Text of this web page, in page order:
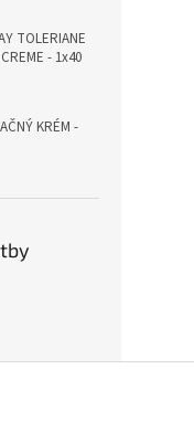
TOLERIANE
- 1x40
KRÉM -